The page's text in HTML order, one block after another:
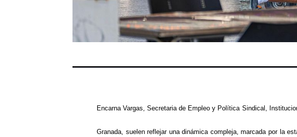
Encarna Vargas,Secretaria de Empleo y Política Sindical,
Granada, suelen reflejar una dinámica compleja, marcada por la